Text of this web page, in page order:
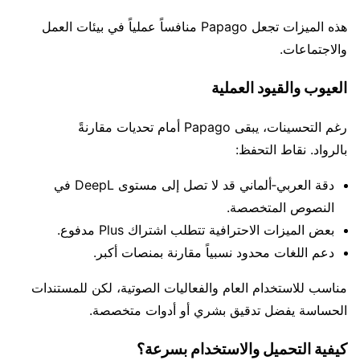
هذه الميزات تجعل Papago منافساً عملياً في بيئات العمل
والاجتماعات.
العيوب والقيود العملية
رغم التحسينات، يبقى Papago أمام تحديات مقارنةً
بالرواد. نقاط التحفظ:
دقة العربي‑ألماني قد لا تصل إلى مستوى DeepL في
النصوص المتخصصة.
بعض الميزات الاحترافية تتطلب اشتراك Plus مدفوع.
دعم اللغات محدود نسبياً مقارنة بمنصات أكبر.
مناسب للاستخدام العام والفعاليات الصوتية، لكن للمستندات
الحساسة يفضل تدقيق بشري أو أدوات متخصصة.
كيفية التحميل والاستخدام بسرعة؟